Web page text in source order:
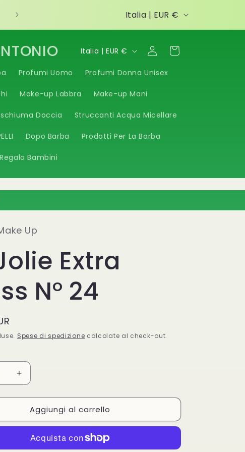
P
a
e
s
/
A
r
g
e
c
Italia | EUR €
Profumi Uomo Profumi Donna Unisex
Make-up Labbra Make-up Mani
Doccia Struccanti Acqua Micellare
Dopo Barba Prodotti Per La Barba
Bambini
P
s
e
/
r
e
a
o
g
r
f
Italia | EUR € Accedi Carrello
Up
Extra
N° 24
Spese di spedizione calcolate al check-out.
Aumenta
quantità
per
Jolie
Gloss
Aggiungi al carrello